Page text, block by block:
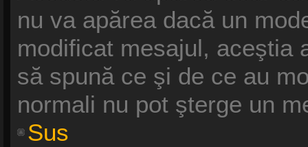
nu va apărea dacă un
modificat mesajul, aceştia
să spună ce şi de ce au
normali nu pot şterge un
Sus